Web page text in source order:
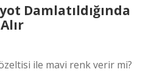
Damlatıldığında
ile mavi renk verir mi?